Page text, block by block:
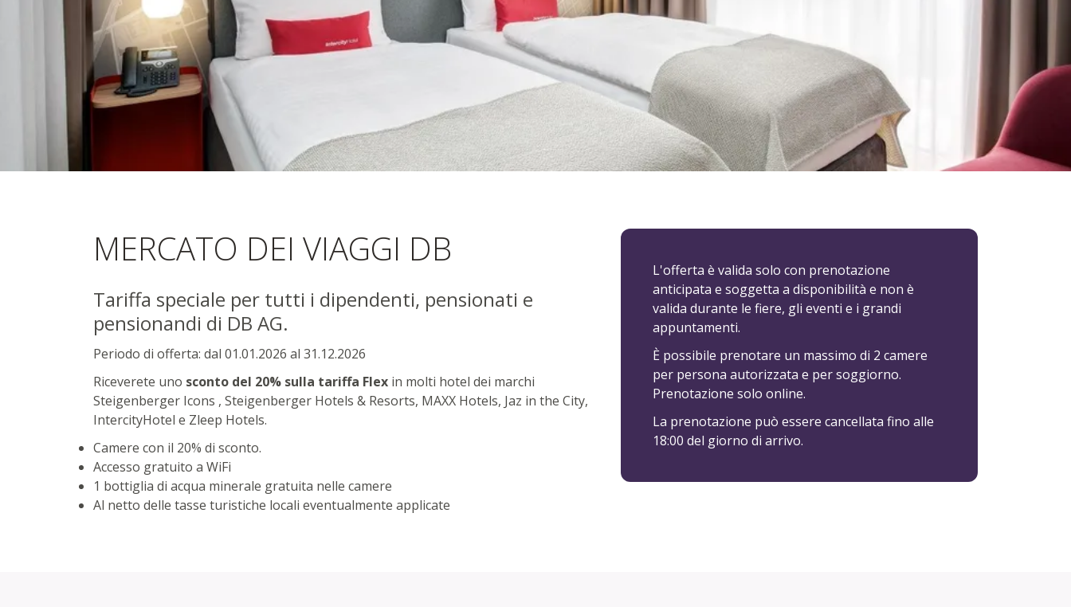
Mercato dei viaggi DB
MERCATO DEI VIAGGI DB
Tariffa speciale per tutti i dipendenti, pensionati e
pensionandi di DB AG.
Periodo di offerta: dal 01.01.2026 al 31.12.2026
Riceverete uno sconto del 20% sulla tariffa Flex in molti hotel dei marchi
Steigenberger Icons , Steigenberger Hotels & Resorts, MAXX Hotels, Jaz in the City,
IntercityHotel e Zleep Hotels.
Camere con il 20% di sconto.
Accesso gratuito a WiFi
1 bottiglia di acqua minerale gratuita nelle camere
Al netto delle tasse turistiche locali eventualmente applicate
L'offerta è valida solo con prenotazione
anticipata e soggetta a disponibilità e non è
valida durante le fiere, gli eventi e i grandi
appuntamenti.
È possibile prenotare un massimo di 2 camere
per persona autorizzata e per soggiorno.
Prenotazione solo online.
La prenotazione può essere cancellata fino alle
18:00 del giorno di arrivo.